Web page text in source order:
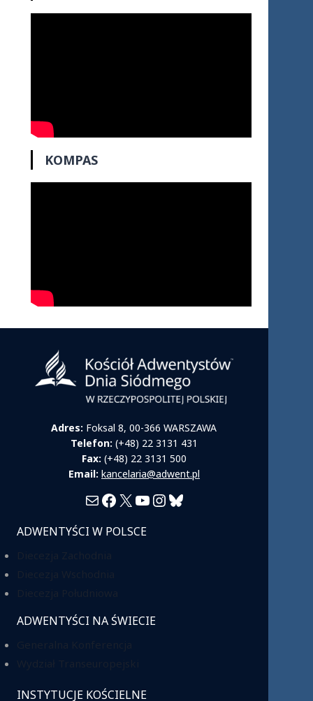
KOMPAS
Adres: Foksal 8, 00-366 WARSZAWA
Telefon: (+48) 22 3131 431
Fax: (+48) 22 3131 500
Email: kancelaria@adwent.pl
MailFacebook
X YouTube
Instagram
Bluesky
ADWENTYŚCI W POLSCE
ADWENTYŚCI NA ŚWIECIE
INSTYTUCJE KOŚCIELNE